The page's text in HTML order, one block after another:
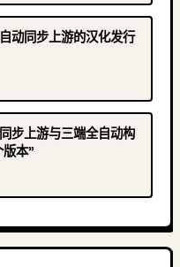
动同步上游的汉化发行
步上游与三端全自动构
本”